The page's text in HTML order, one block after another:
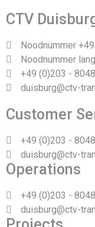
CTV
Noodnummer
Noodnummer
+49 (0)203 -
duisburg@ctv-
Customer
+49 (0)203 -
duisburg@ctv-
Operations
+49 (0)203 -
duisburg@ctv-